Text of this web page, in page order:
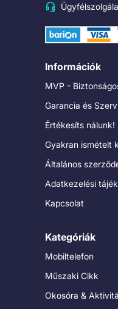
Információk
MVP -
Garancia és
Értékesíts nálunk!
Gyakran ismételt
Általános
Adatkezelési
Kapcsolat
Kategóriák
Mobiltelefon
Műszaki Cikk
Okosóra &